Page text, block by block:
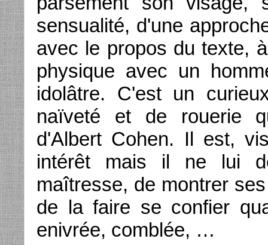
sensualité, d'une
avec le propos du texte,
physique avec un
idolâtre. C'est un
naïveté et de rouerie
d'Albert Cohen. Il est,
intérêt mais il ne lui
maîtresse, de montrer
de la faire se confier
enivrée, comblée, …